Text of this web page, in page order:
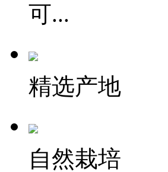
可...
精选产地
自然栽培